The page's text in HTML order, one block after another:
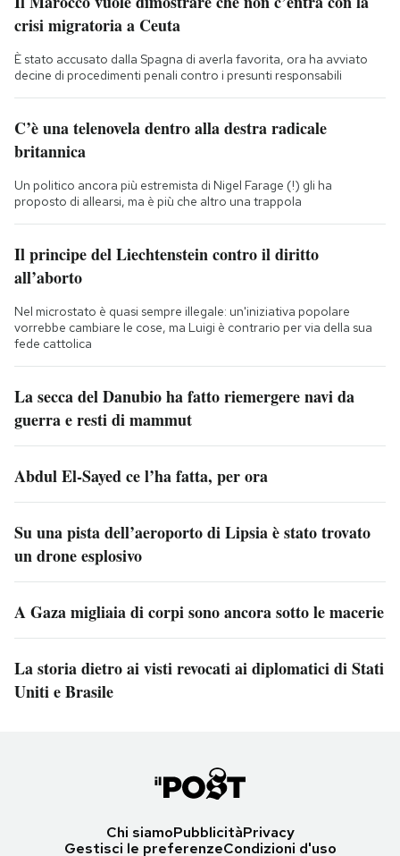
crisi migratoria a Ceuta
È stato accusato dalla Spagna di averla favorita, ora ha avviato
decine di procedimenti penali contro i presunti responsabili
C’è una telenovela dentro alla destra radicale
britannica
Un politico ancora più estremista di Nigel Farage (!) gli ha
proposto di allearsi, ma è più che altro una trappola
Il principe del Liechtenstein contro il diritto
all’aborto
Nel microstato è quasi sempre illegale: un'iniziativa popolare
vorrebbe cambiare le cose, ma Luigi è contrario per via della sua
fede cattolica
La secca del Danubio ha fatto riemergere navi da
guerra e resti di mammut
Abdul El-Sayed ce l’ha fatta, per ora
Su una pista dell’aeroporto di Lipsia è stato trovato
un drone esplosivo
A Gaza migliaia di corpi sono ancora sotto le macerie
La storia dietro ai visti revocati ai diplomatici di Stati
Uniti e Brasile
Chi siamoPubblicitàPrivacy
Gestisci le preferenzeCondizioni d'uso